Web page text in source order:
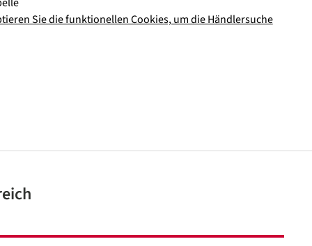
Sie die funktionellen Cookies, um die Händlersuche